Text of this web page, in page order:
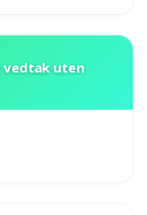
vedtak uten